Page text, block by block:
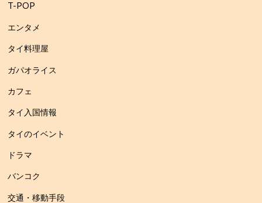
T-POP
エンタメ
タイ料理屋
ガパオライス
カフェ
タイ入国情報
タイのイベント
ドラマ
バンコク
交通・移動手段